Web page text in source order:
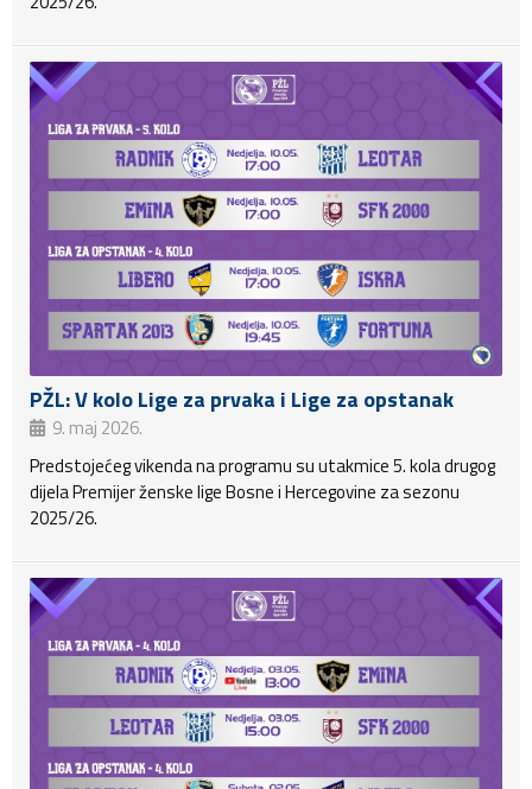
PŽL: V kolo Lige za prvaka i Lige za opstanak
9. maj 2026.
Predstojećeg vikenda na programu su utakmice 5. kola drugog
dijela Premijer ženske lige Bosne i Hercegovine za sezonu
2025/26.